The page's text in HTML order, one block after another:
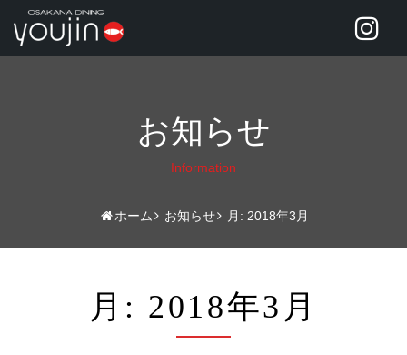
お知らせ
Information
ホーム お知らせ 月: 2018年3月
月: 2018年3月